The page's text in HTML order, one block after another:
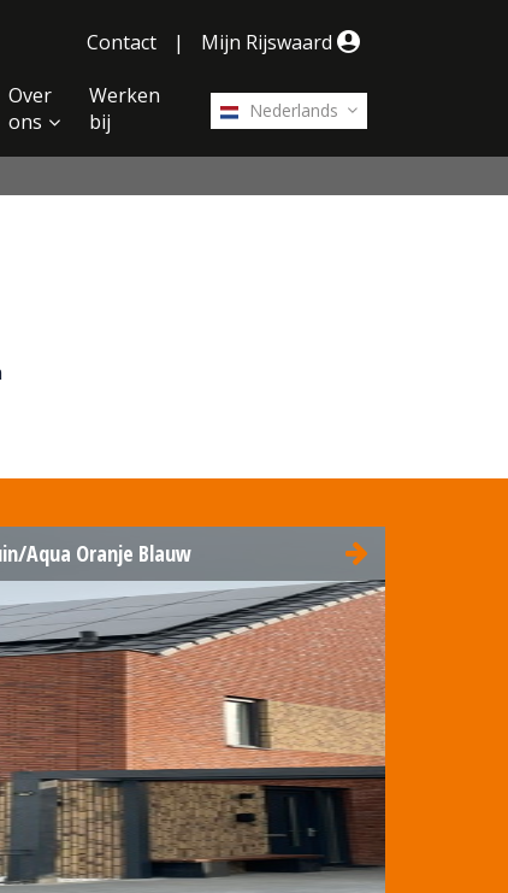
Contact
| Mijn Rijswaard
Nederlands
Over
ons
Werken
bij
Aqua Oranje Blauw